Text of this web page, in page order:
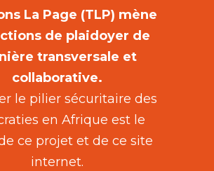
La Page (TLP) mène
de plaidoyer de
transversale et
collaborative.
le pilier sécuritaire des
en Afrique est le
ce projet et de ce site
internet.